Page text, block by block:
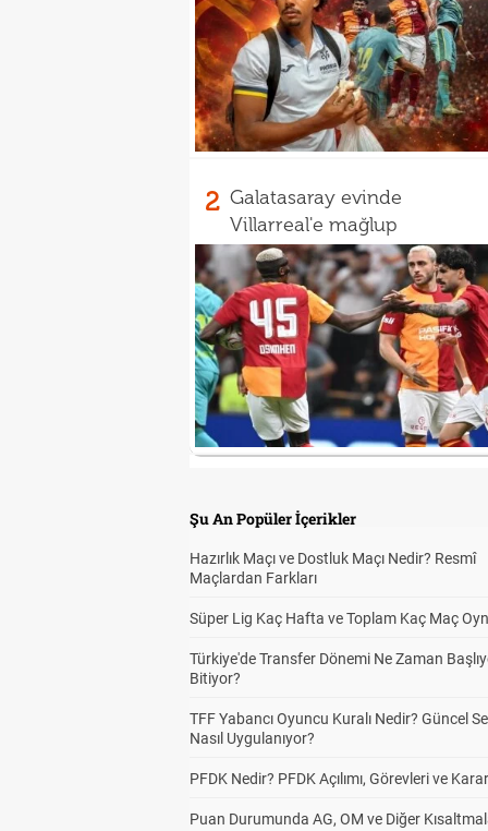
2 Galatasaray evinde
Villarreal'e mağlup
Şu An Popüler İçerikler
Hazırlık Maçı ve Dostluk Maçı Nedir? Resmî
Maçlardan Farkları
Süper Lig Kaç Hafta ve Toplam Kaç Maç
Türkiye'de Transfer Dönemi Ne Zaman
Bitiyor?
TFF Yabancı Oyuncu Kuralı Nedir? Güncel
Nasıl Uygulanıyor?
PFDK Nedir? PFDK Açılımı, Görevleri ve
Puan Durumunda AG, OM ve Diğer